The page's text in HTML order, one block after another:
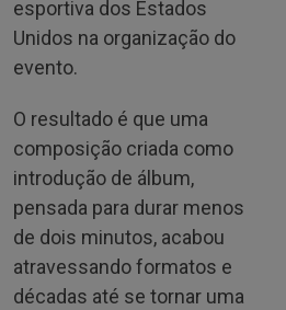
esportiva dos Estados
Unidos na organização do
evento.
O resultado é que uma
composição criada como
introdução de álbum,
pensada para durar menos
de dois minutos, acabou
atravessando formatos e
décadas até se tornar uma